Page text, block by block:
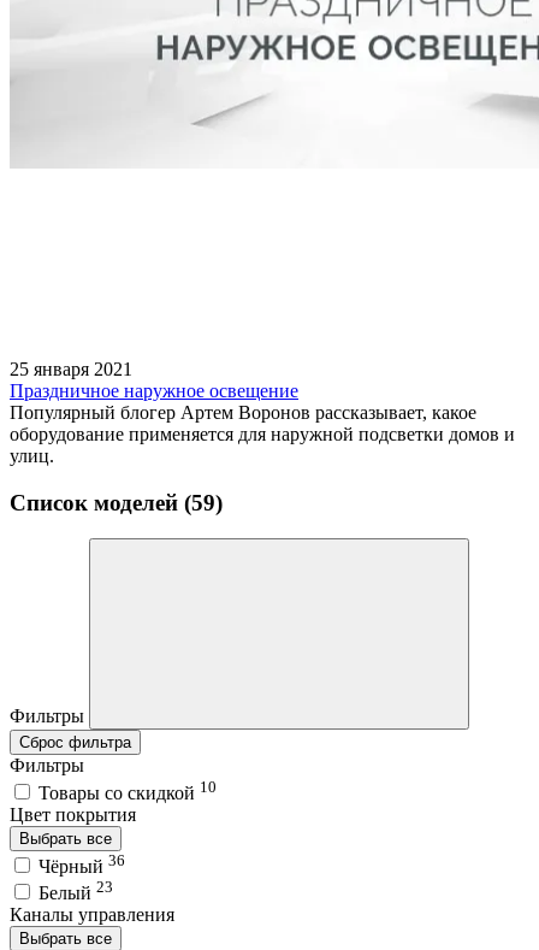
25 января 2021
Праздничное наружное освещение
Популярный блогер Артем Воронов рассказывает, какое
оборудование применяется для наружной подсветки домов и
улиц.
Список моделей (59)
Фильтры
Сброс фильтра
Фильтры
Товары со скидкой 10
Цвет покрытия
Выбрать все
Чёрный 36
Белый 23
Каналы управления
Выбрать все